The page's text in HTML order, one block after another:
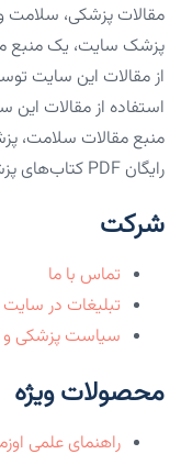
مقالات پزشکی، سلامت
پزشک سایت، یک منبع
از مقالات این سایت
استفاده از مقالات
منبع مقالات سلامت،
رایگان PDF کتاب‌های پزشکی.
شرکت
تماس با ما
تبلیغات در سایت
سیاست پزشکی
محصولات ویژه
راهنمای علمی